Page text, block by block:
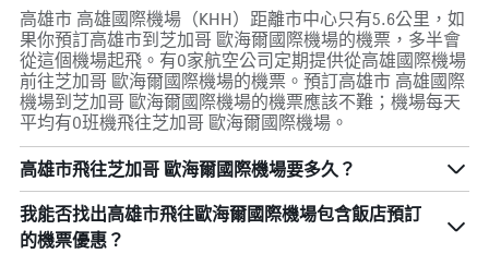
高雄市 高雄國際機場（KHH）距離市中心只有5.6公里，如
果你預訂高雄市到芝加哥 歐海爾國際機場的機票，多半會
從這個機場起飛。有0家航空公司定期提供從高雄國際機場
前往芝加哥 歐海爾國際機場的機票。預訂高雄市 高雄國際
機場到芝加哥 歐海爾國際機場的機票應該不難；機場每天
平均有0班機飛往芝加哥 歐海爾國際機場。
高雄市飛往芝加哥 歐海爾國際機場要多久？
我能否找出高雄市飛往歐海爾國際機場包含飯店預訂
的機票優惠？